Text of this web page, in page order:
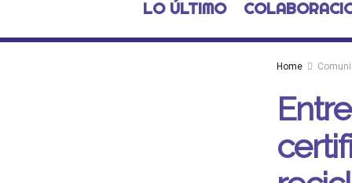
LO ÚLTIMO
Home